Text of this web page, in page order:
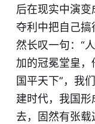
后在现实中演
夺利中把自己
然长叹一句：“
加的冠冕堂皇，
国平天下”，我
建时代，我国形
去，固然有张载